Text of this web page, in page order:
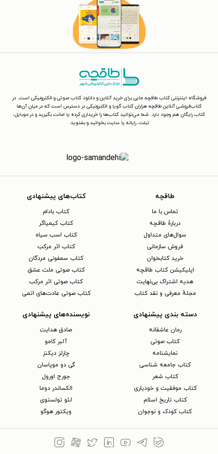
فروشگاه اینترنتی کتاب طاقچه جایی برای خرید آنلاین و دانلود کتاب صوتی و الکترونیکی است. در
کتاب‌فروشی آنلاین طاقچه هزاران کتاب گویا و الکترونیکی در دسترس است که در میان آن‌ها
کتاب رایگان هم وجود دارد. شما می‌توانید کتاب‌ها را خریداری کرده یا امانت بگیرید و در موبایل،
تبلت، رایانه یا سایت بخوانید و بشنوید.
طاقچه
تماس با ما
دربارهٔ طاقچه
سوال‌های متداول
فروش سازمانی
خرید کتابخوان
اپلیکیشن کتاب طاقچه
هدیه اشتراک بی‌نهایت
مجلهٔ معرفی و نقد کتاب
کتاب‌های پیشنهادی
کتاب بادام
کتاب کیمیاگر
کتاب اسب سیاه
کتاب اثر مرکب
کتاب سمفونی مردگان
کتاب صوتی ملت عشق
کتاب صوتی اثر مرکب
کتاب صوتی عادت‌های اتمی
دسته بندی پیشنهادی
رمان عاشقانه
کتاب‌ صوتی
نمایشنامه
کتاب جامعه شناسی
کتاب شعر
کتاب موفقیت و خودیاری
کتاب تاریخ اسلام
کتاب کودک و نوجوان
نویسنده‌های پیشنهادی
صادق هدایت
آلبر کامو
چارلز دیکنز
گی دو موپاسان
جورج اورول
الکساندر دوما
لئو تولستوی
ویکتور هوگو